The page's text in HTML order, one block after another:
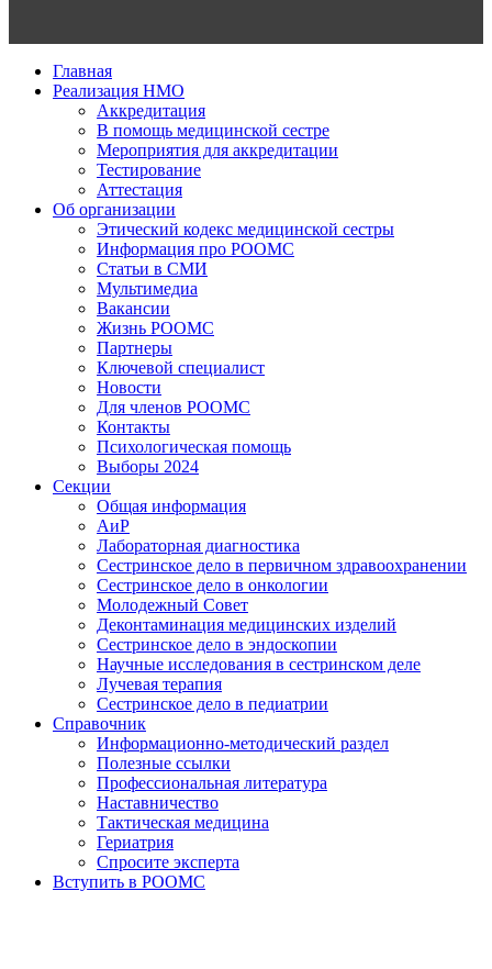
Главная
Реализация НМО
Аккредитация
В помощь медицинской сестре
Мероприятия для аккредитации
Тестирование
Аттестация
Об организации
Этический кодекс медицинской сестры
Информация про РООМС
Статьи в СМИ
Мультимедиа
Вакансии
Жизнь РООМС
Партнеры
Ключевой специалист
Новости
Для членов РООМС
Контакты
Психологическая помощь
Выборы 2024
Секции
Общая информация
АиР
Лабораторная диагностика
Сестринское дело в первичном здравоохранении
Сестринское дело в онкологии
Молодежный Совет
Деконтаминация медицинских изделий
Сестринское дело в эндоскопии
Научные исследования в сестринском деле
Лучевая терапия
Сестринское дело в педиатрии
Справочник
Информационно-методический раздел
Полезные ссылки
Профессиональная литература
Наставничество
Тактическая медицина
Гериатрия
Спросите эксперта
Вступить в РООМС